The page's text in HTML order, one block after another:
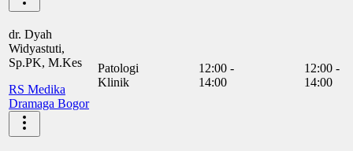
dr. Dyah
Widyastuti,
Sp.PK, M.Kes
RS Medika
Dramaga Bogor
Patologi
Klinik
12:00 -
14:00
12:00 -
14:00